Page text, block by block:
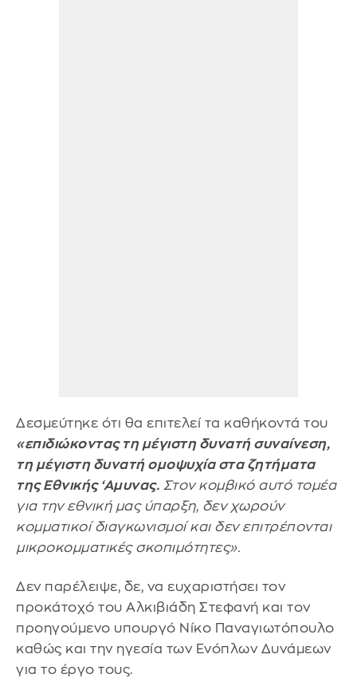
Δεσμεύτηκε ότι θα επιτελεί τα καθήκοντά του
«επιδιώκοντας τη μέγιστη δυνατή συναίνεση,
τη μέγιστη δυνατή ομοψυχία στα ζητήματα
της Εθνικής ‘Αμυνας. Στον κομβικό αυτό τομέα
για την εθνική μας ύπαρξη, δεν χωρούν
κομματικοί διαγκωνισμοί και δεν επιτρέπονται
μικροκομματικές σκοπιμότητες».
Δεν παρέλειψε, δε, να ευχαριστήσει τον
προκάτοχό του Αλκιβιάδη Στεφανή και τον
προηγούμενο υπουργό Νίκο Παναγιωτόπουλο
καθώς και την ηγεσία των Ενόπλων Δυνάμεων
για το έργο τους.